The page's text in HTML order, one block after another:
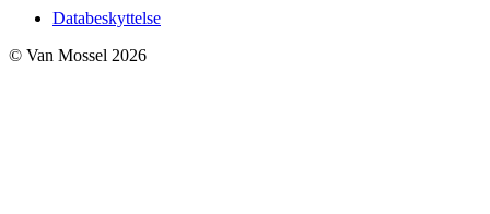
Databeskyttelse
© Van Mossel 2026